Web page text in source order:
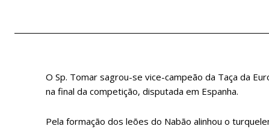
O Sp. Tomar sagrou-se vice-campeão da Taça da
na final da competição, disputada em Espanha.
Pela formação dos leões do Nabão alinhou o